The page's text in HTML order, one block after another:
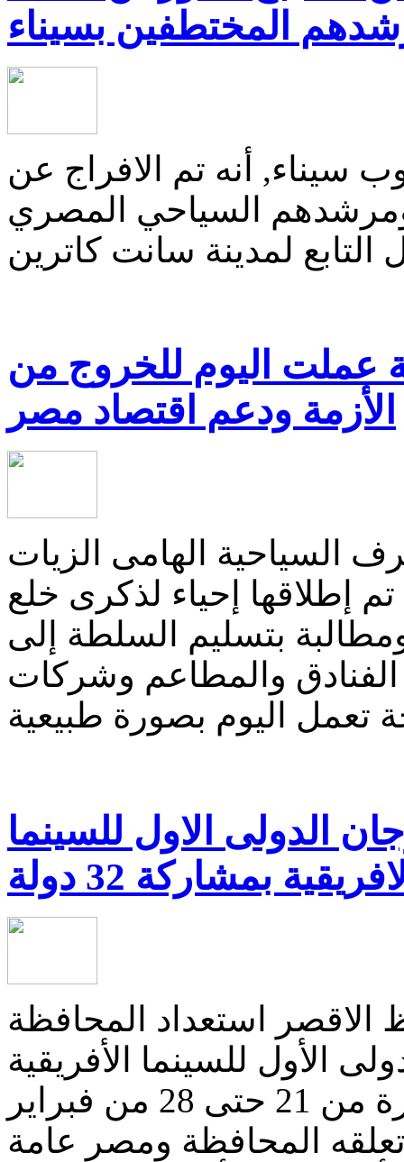
المختطفين بسيناء
سيناء, أنه تم الافراج عن
ومرشدهم السياحي المصري
عملت اليوم للخروج من
الأزمة ودعم اقتصاد مصر
السياحية الهامى الزيات
إطلاقها إحياء لذكرى خلع
بتسليم السلطة إلى
والمطاعم وشركات
تعمل اليوم بصورة طبيعية
الدولى الاول للسينما
بمشاركة 32 دولة
استعداد المحافظة
الأول للسينما الأفريقية
المقرر انعقاده بالأقصر فى الفترة من 21 حتى 28 من فبراير
المحافظة ومصر عامة